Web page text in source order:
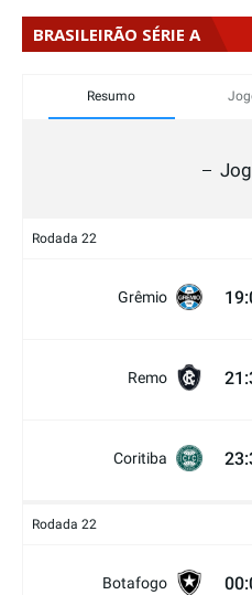
BRASILEIRÃO SÉRIE A
Resumo
Rodada 22
Grêmio
Remo
Coritiba
Rodada 22
Botafogo